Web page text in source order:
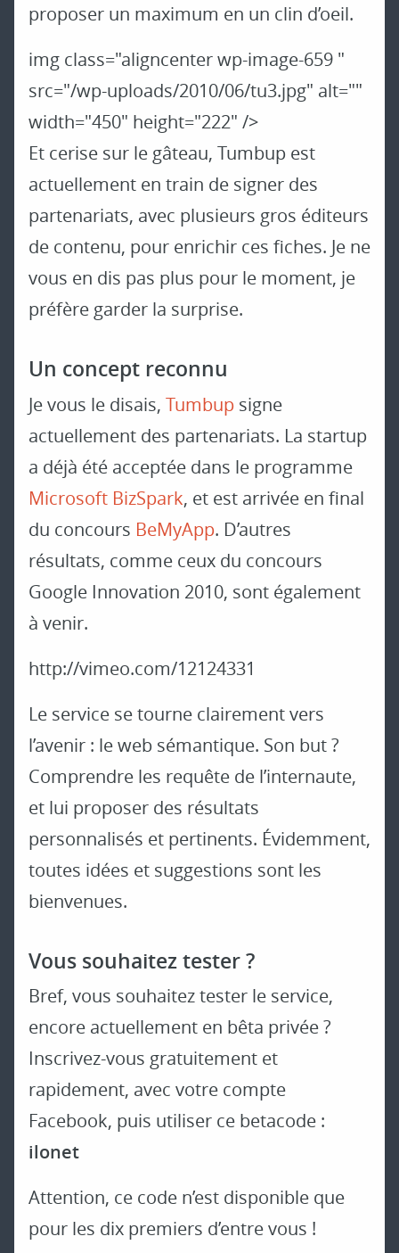
proposer un maximum en un clin d’oeil.
img class="aligncenter wp-image-659 "
src="/wp-uploads/2010/06/tu3.jpg" alt=""
width="450" height="222" />
Et cerise sur le gâteau, Tumbup est
actuellement en train de signer des
partenariats, avec plusieurs gros éditeurs
de contenu, pour enrichir ces fiches. Je ne
vous en dis pas plus pour le moment, je
préfère garder la surprise.
Un concept reconnu
Je vous le disais, Tumbup signe
actuellement des partenariats. La startup
a déjà été acceptée dans le programme
Microsoft BizSpark, et est arrivée en final
du concours BeMyApp. D’autres
résultats, comme ceux du concours
Google Innovation 2010, sont également
à venir.
http://vimeo.com/12124331
Le service se tourne clairement vers
l’avenir : le web sémantique. Son but ?
Comprendre les requête de l’internaute,
et lui proposer des résultats
personnalisés et pertinents. Évidemment,
toutes idées et suggestions sont les
bienvenues.
Vous souhaitez tester ?
Bref, vous souhaitez tester le service,
encore actuellement en bêta privée ?
Inscrivez-vous gratuitement et
rapidement, avec votre compte
Facebook, puis utiliser ce betacode :
ilonet
Attention, ce code n’est disponible que
pour les dix premiers d’entre vous !